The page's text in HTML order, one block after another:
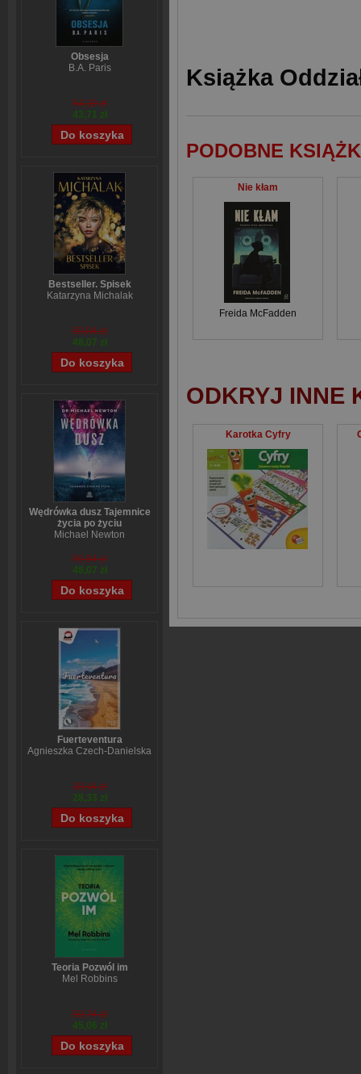
Obsesja
B.A. Paris
54,39 zł
43,71 zł
Bestseller. Spisek
Katarzyna Michalak
59,84 zł
48,07 zł
Wędrówka dusz Tajemnice
życia po życiu
Michael Newton
59,84 zł
48,07 zł
Fuerteventura
Agnieszka Czech-Danielska
38,44 zł
28,33 zł
Teoria Pozwól im
Mel Robbins
59,74 zł
45,06 zł
Książka
PODOBNE
Nie kłam
Freida McFadden
ODKRYJ INNE
Karotka Cyfry